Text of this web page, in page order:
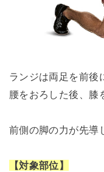
ランジは両足を前後
腰をおろした後、膝
前側の脚の力が先導
【対象部位】